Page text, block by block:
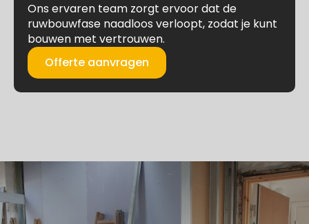
Ons ervaren team zorgt ervoor dat de
ruwbouwfase naadloos verloopt, zodat je kunt
bouwen met vertrouwen.
Offerte aanvragen